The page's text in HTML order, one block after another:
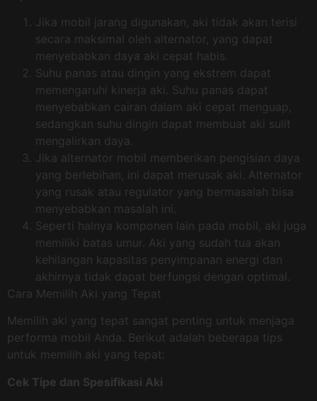
Jika mobil jarang digunakan, aki tidak akan terisi
secara maksimal oleh alternator, yang dapat
menyebabkan daya aki cepat habis.
Suhu panas atau dingin yang ekstrem dapat
memengaruhi kinerja aki. Suhu panas dapat
menyebabkan cairan dalam aki cepat menguap,
sedangkan suhu dingin dapat membuat aki sulit
mengalirkan daya.
Jika alternator mobil memberikan pengisian daya
yang berlebihan, ini dapat merusak aki. Alternator
yang rusak atau regulator yang bermasalah bisa
menyebabkan masalah ini.
Seperti halnya komponen lain pada mobil, aki juga
memiliki batas umur. Aki yang sudah tua akan
kehilangan kapasitas penyimpanan energi dan
akhirnya tidak dapat berfungsi dengan optimal.
Cara Memilih Aki yang Tepat
Memilih aki yang tepat sangat penting untuk menjaga
performa mobil Anda. Berikut adalah beberapa tips
untuk memilih aki yang tepat:
Cek Tipe dan Spesifikasi Aki